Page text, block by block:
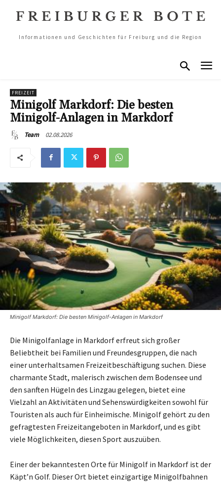
Informationen und Geschichten für Freiburg und die Region
FREIZEIT
Minigolf Markdorf: Die besten
Minigolf-Anlagen in Markdorf
Team 02.08.2026
Minigolf Markdorf: Die besten Minigolf-Anlagen in Markdorf
Die Minigolfanlage in Markdorf erfreut sich großer
Beliebtheit bei Familien und Freundesgruppen, die nach
einer unterhaltsamen Freizeitbeschäftigung suchen. Diese
charmante Stadt, malerisch zwischen dem Bodensee und
den sanften Hügeln des Linzgau gelegen, bietet eine
Vielzahl an Aktivitäten und Sehenswürdigkeiten sowohl für
Touristen als auch für Einheimische. Minigolf gehört zu den
gefragtesten Freizeitangeboten in Markdorf, und es gibt
viele Möglichkeiten, diesen Sport auszuüben.
Einer der bekanntesten Orte für Minigolf in Markdorf ist der
Käpt’n Golf. Dieser Ort bietet einzigartige Minigolfbahnen